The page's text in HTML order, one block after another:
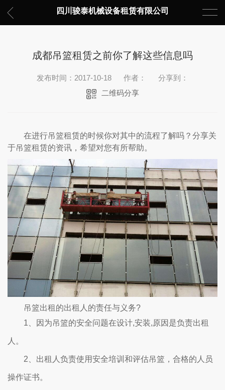
四川骏泰机械设备租赁有限公司
成都吊篮租赁之前你了解这些信息吗
发布时间：2017-10-18 作者：
分享到：
二维码分享
在进行吊篮租赁的时候你对其中的流程了解吗？分享关
于吊篮租赁的资讯，希望对您有所帮助。
吊篮出租的出租人的责任与义务?
1、因为吊篮的安全问题在设计,安装,原因是负责出租
人。
2、出租人负责使用安全培训和评估吊篮，合格的人员
操作证书。